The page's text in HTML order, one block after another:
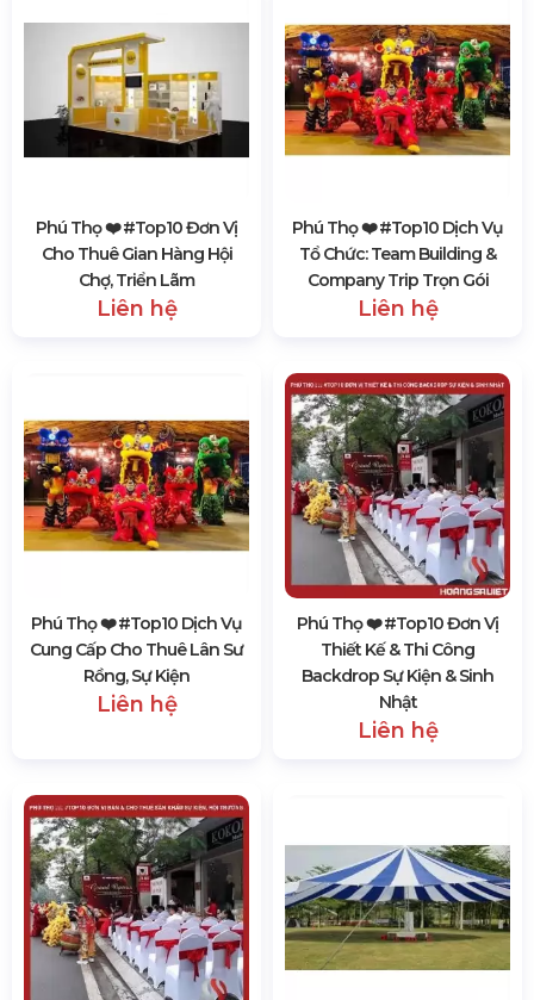
Phú Thọ ❤️️ #top10 Đơn Vị
Cho Thuê Gian Hàng Hội
Chợ, Triển Lãm
Liên hệ
Phú Thọ ❤️️ #top10 Dịch Vụ
Tổ Chức: Team Building &
Company Trip Trọn Gói
Liên hệ
Phú Thọ ❤️️ #top10 Dịch Vụ
Cung Cấp Cho Thuê Lân Sư
Rồng, Sự Kiện
Liên hệ
Phú Thọ ❤️️ #top10 Đơn Vị
Thiết Kế & Thi Công
Backdrop Sự Kiện & Sinh
Nhật
Liên hệ